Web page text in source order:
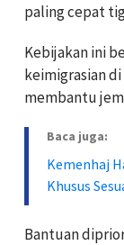
paling cepat
Kebijakan ini
keimigrasian
membantu
Baca juga:
Kemenhaj
Khusus
Bantuan